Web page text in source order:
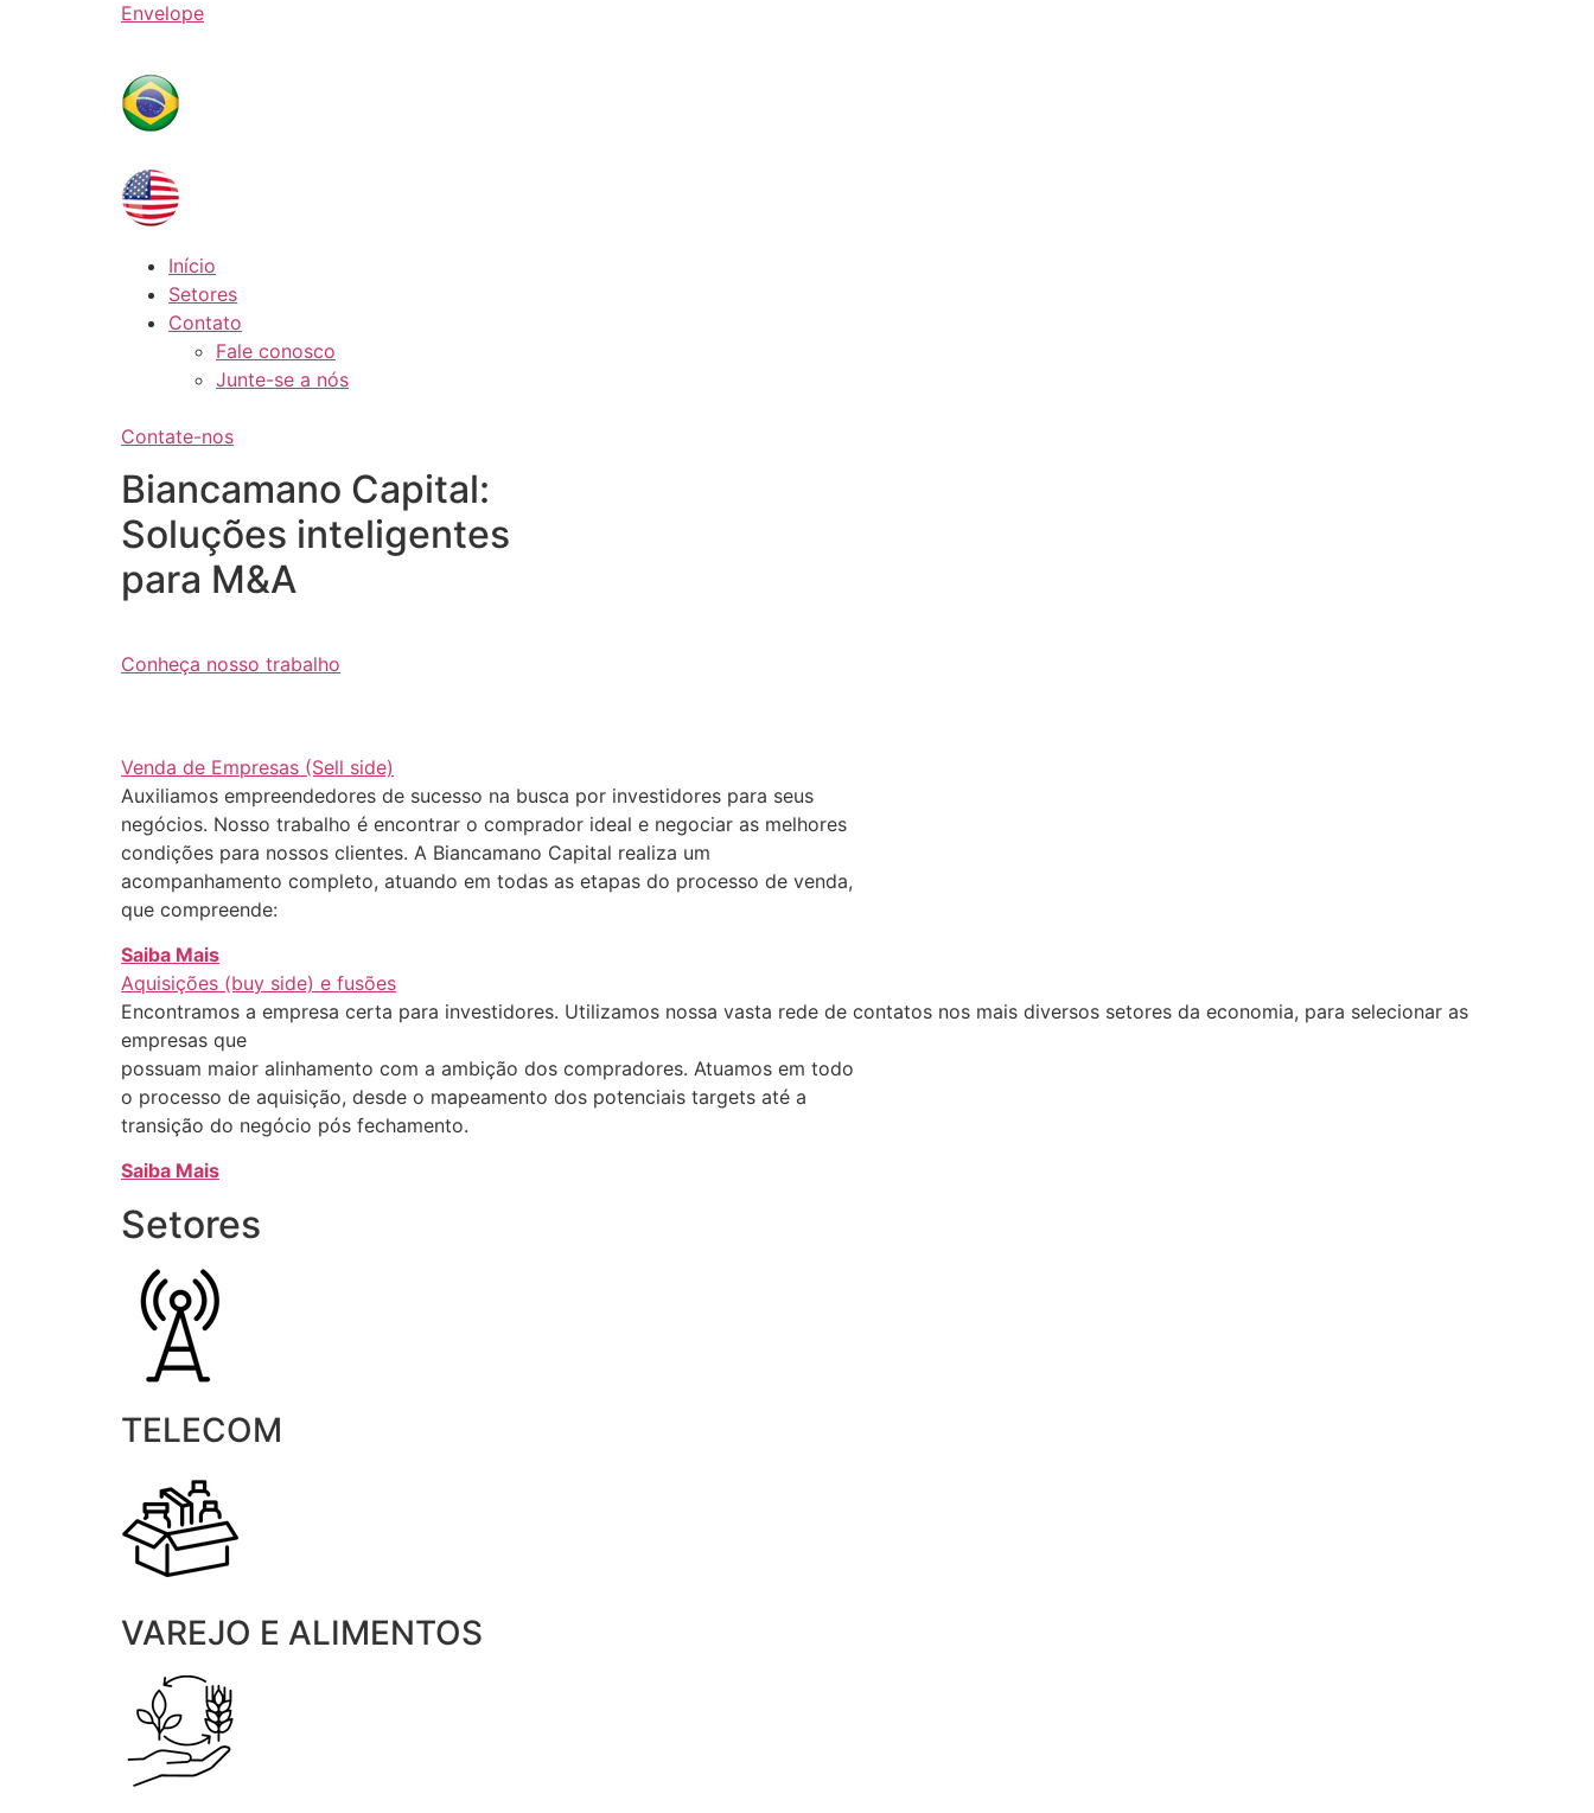
Envelope
Início
Setores
Contato
Fale conosco
Junte-se a nós
Contate-nos
Biancamano Capital:
Soluções inteligentes
para M&A
Conheça nosso trabalho
Venda de Empresas (Sell side)
Auxiliamos empreendedores de sucesso na busca por investidores para seus
negócios. Nosso trabalho é encontrar o comprador ideal e negociar as melhores
condições para nossos clientes. A Biancamano Capital realiza um
acompanhamento completo, atuando em todas as etapas do processo de venda,
que compreende:
Saiba Mais
Aquisições (buy side) e fusões
Encontramos a empresa certa para investidores. Utilizamos nossa vasta rede de contatos nos mais diversos setores da economia, para selecionar as
empresas que
possuam maior alinhamento com a ambição dos compradores. Atuamos em todo
o processo de aquisição, desde o mapeamento dos potenciais targets até a
transição do negócio pós fechamento.
Saiba Mais
Setores
TELECOM
VAREJO E ALIMENTOS